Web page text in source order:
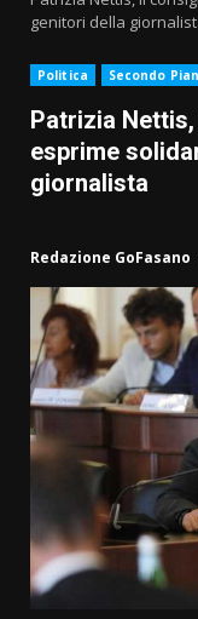
genitori della
Politica Secondo
Patrizia
esprime
giornalista
Redazione GoFasano